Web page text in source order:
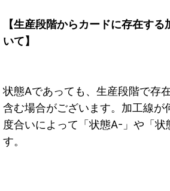
【生産段階からカードに存在す
いて】
状態Aであっても、生産段階で存
含む場合がございます。加工線が
度合いによって「状態A-」や「状
す。